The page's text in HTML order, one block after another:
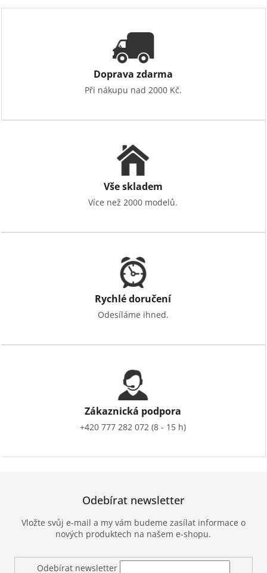
Doprava zdarma
Při nákupu nad 2000 Kč.
Vše skladem
Více než 2000 modelů.
Rychlé doručení
Odesíláme ihned.
Zákaznická podpora
+420 777 282 072 (8 - 15 h)
Odebírat newsletter
Vložte svůj e-mail a my vám budeme zasílat informace o
nových produktech na našem e-shopu.
Odebírat newsletter